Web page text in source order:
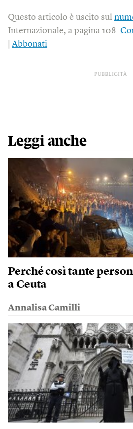
Questo articolo è uscito sul
Internazionale, a pagina 108.
Abbonati
PUBBLICITÀ
Leggi anche
Perché così tante
a Ceuta
Annalisa Camilli